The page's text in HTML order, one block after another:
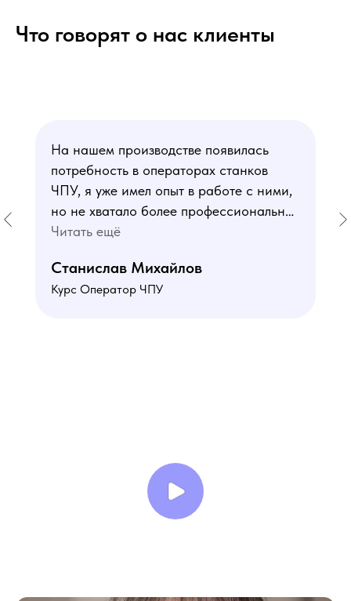
Что говорят о нас клиенты
На нашем производстве появилась
потребность в операторах станков
ЧПУ, я уже имел опыт в работе с ними,
но не хватало более профессиональных
знаний. В курсе мне понравился блок
и программированию - это как раз то,
чего мне не хватало. Преподаватели
Читать ещё
Станислав Михайлов
Курс Оператор ЧПУ